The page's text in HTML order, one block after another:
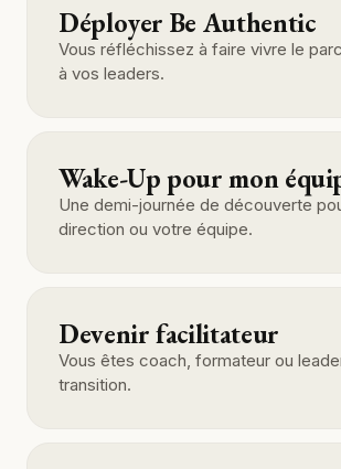
Déployer Be Authentic
Vous réfléchissez à faire vivre le
à vos leaders.
Wake-Up pour mon
Une demi-journée de découverte
direction ou votre équipe.
Devenir facilitateur
Vous êtes coach, formateur ou
transition.